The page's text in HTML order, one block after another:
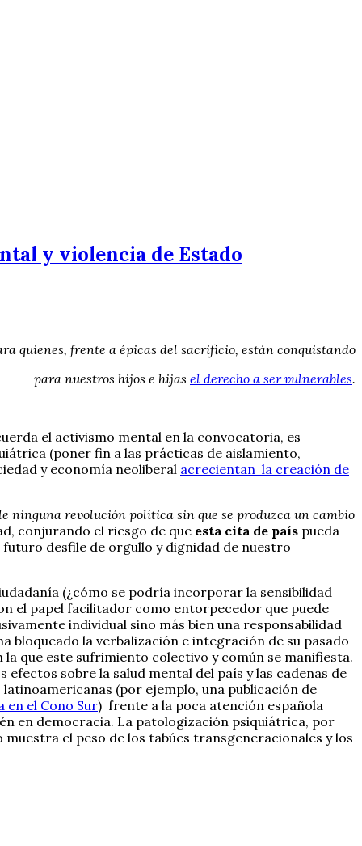
y violencia de Estado
quienes, frente a épicas del sacrificio, están conquistando
para nuestros hijos e hijas el derecho a ser vulnerables.
el activismo mental en la convocatoria, es
(poner fin a las prácticas de aislamiento,
y economía neoliberal acrecientan la creación de
ninguna revolución política sin que se produzca un cambio
conjurando el riesgo de que esta cita de país pueda
desfile de orgullo y dignidad de nuestro
(¿cómo se podría incorporar la sensibilidad
el papel facilitador como entorpecedor que puede
individual sino más bien una responsabilidad
bloqueado la verbalización e integración de su pasado
que este sufrimiento colectivo y común se manifiesta.
sobre la salud mental del país y las cadenas de
(por ejemplo, una publicación de
el Cono Sur) frente a la poca atención española
en democracia. La patologización psiquiátrica, por
el peso de los tabúes transgeneracionales y los